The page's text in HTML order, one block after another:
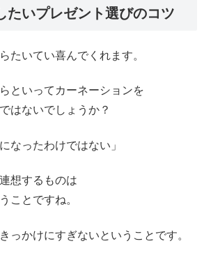
たいプレゼント選びのコツ
たいてい喜んでくれます。
といってカーネーションを
はないでしょうか？
なったわけではない」
想するものは
ことですね。
っかけにすぎないということです。